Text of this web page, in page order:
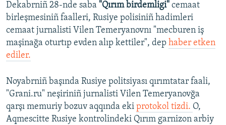
Dekabrniñ 28-nde saba "Qırım birdemligi" cemaat
birleşmesiniñ faalleri, Rusiye polisiniñ hadimleri
cemaat jurnalisti Vilen Temeryanovnı "mecburen iş
maşinağa oturtıp evden alıp kettiler", dep haber etken
ediler.
Noyabrniñ başında Rusiye politsiyası qırımtatar faali,
"Grani.ru" neşiriniñ jurnalisti Vilen Temeryanovğa
qarşı memuriy bozuv aqqında eki protokol tizdi. O,
Aqmescitte Rusiye kontrolindeki Qırım garnizon arbiy